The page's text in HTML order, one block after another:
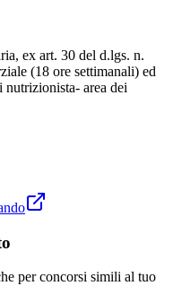
ex art. 30 del d.lgs. n.
(18 ore settimanali) ed
area dei
per concorsi simili al tuo